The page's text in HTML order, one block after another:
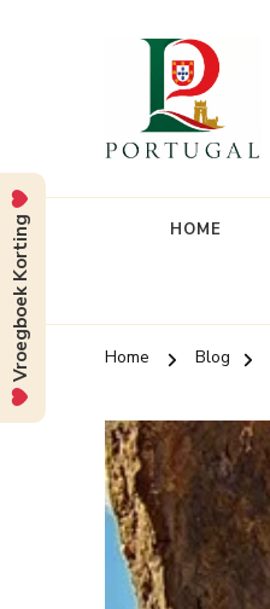
HOME
Home Blog
Vroegboek Korting